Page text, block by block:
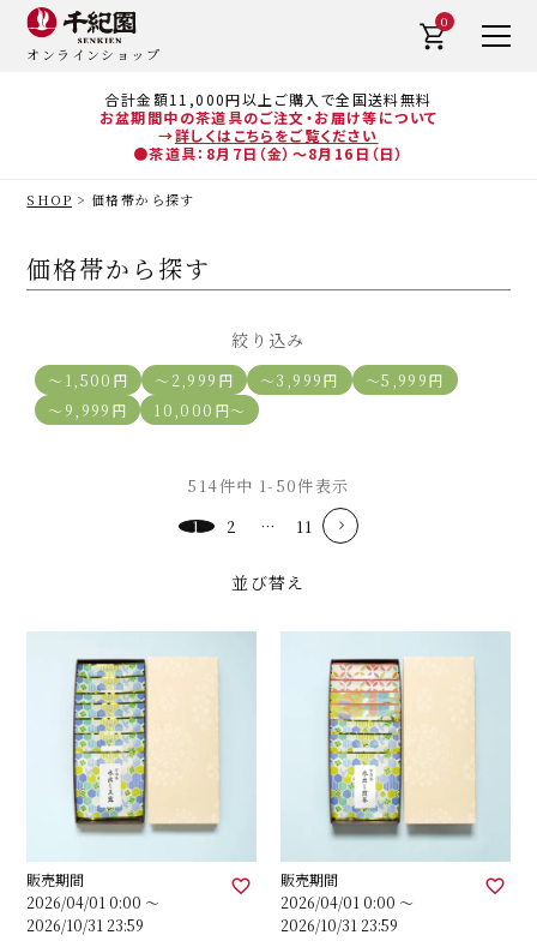
合計金額11,000円以上ご購入で全国送料無料
お盆期間中の茶道具のご注文・お届け等について
→詳しくはこちらをご覧ください
●茶道具：8月7日（金）～8月16日（日）
オンラインショップ
0
SHOP 価格帯から探す
価格帯から探す
絞り込み
～1,500円 ～2,999円 ～3,999円
～5,999円
～9,999円
10,000円～
並び替え
514件中 1- 50件表示
1 2 … 11
販売期間
2026/04/01 0:00〜
2026/10/31 23:59
販売期間
2026/04/01 0:00 〜
2026/10/31 23:59